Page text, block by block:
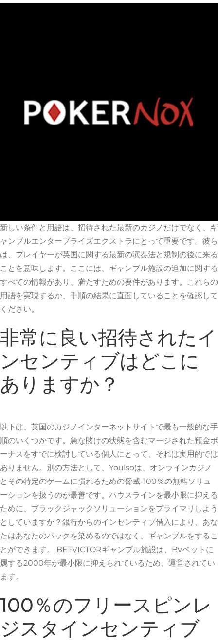
新しい条件と用語は、招待された最新のカジノだけでなく、ギ
ャンブルエンタープライズエクストラにとって重要です。彼ら
は、プレイヤーが英国に関する最新の演奏法と規制の後に来る
ことを意味します。ここには、ギャンブル施設の追加に関する
すべての情報があり、満たすための要件が​​あります。これらの
用語を実現するか、手順の結果に直面していることを確認して
ください。
非常に良い招待されたイ
ンセンティブはどこに
ありますか？
以下は、英国のカジノインターネットサイトで最も一般的な手
順のいくつかです。急な賭けの状態を含むマージされた預金ボ
ーナスをすでに検討している個人にとって、それは実用的では
ありません。別の方法として、Youlsoは、オンラインカジノ
とその特定のゲームに慣れるための脅威-100％の無料ソリュ
ーションを扱うのが最善です。ハウスラインを最小限に抑える
ために、ブラックジャックソリューションをプライマリしよう
としていますか？銀行からのインセンティブ借入により、あな
たはあなたのバックを染めるのではなく、ギャンブルをするこ
とができます。 BETVICTORギャンブル施設は、BVベットに
属する2000年が最小限に抑えられているため、運営されてい
ます。
100％のフリースピンレ
ジスタインセンティブ